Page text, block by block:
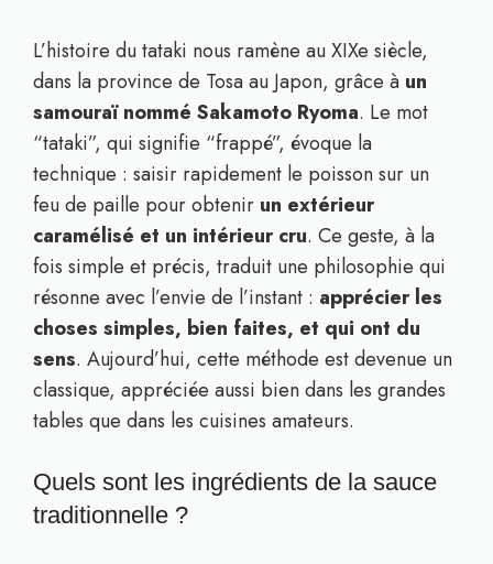
L’histoire du tataki nous ramène au XIXe siècle,
dans la province de Tosa au Japon, grâce à un
samouraï nommé Sakamoto Ryoma. Le mot
“tataki”, qui signifie “frappé”, évoque la
technique : saisir rapidement le poisson sur un
feu de paille pour obtenir un extérieur
caramélisé et un intérieur cru. Ce geste, à la
fois simple et précis, traduit une philosophie qui
résonne avec l’envie de l’instant : apprécier les
choses simples, bien faites, et qui ont du
sens. Aujourd’hui, cette méthode est devenue un
classique, appréciée aussi bien dans les grandes
tables que dans les cuisines amateurs.
Quels sont les ingrédients de la sauce
traditionnelle ?